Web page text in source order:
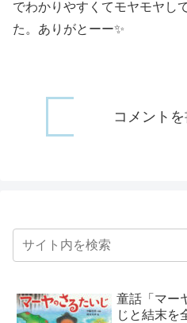
でわかりやすくてモヤモヤし
た。ありがとーー✨
コメント
童話「マー
じと結末を